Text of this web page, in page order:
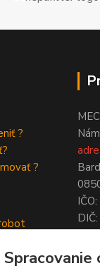
?
?
Spracovanie